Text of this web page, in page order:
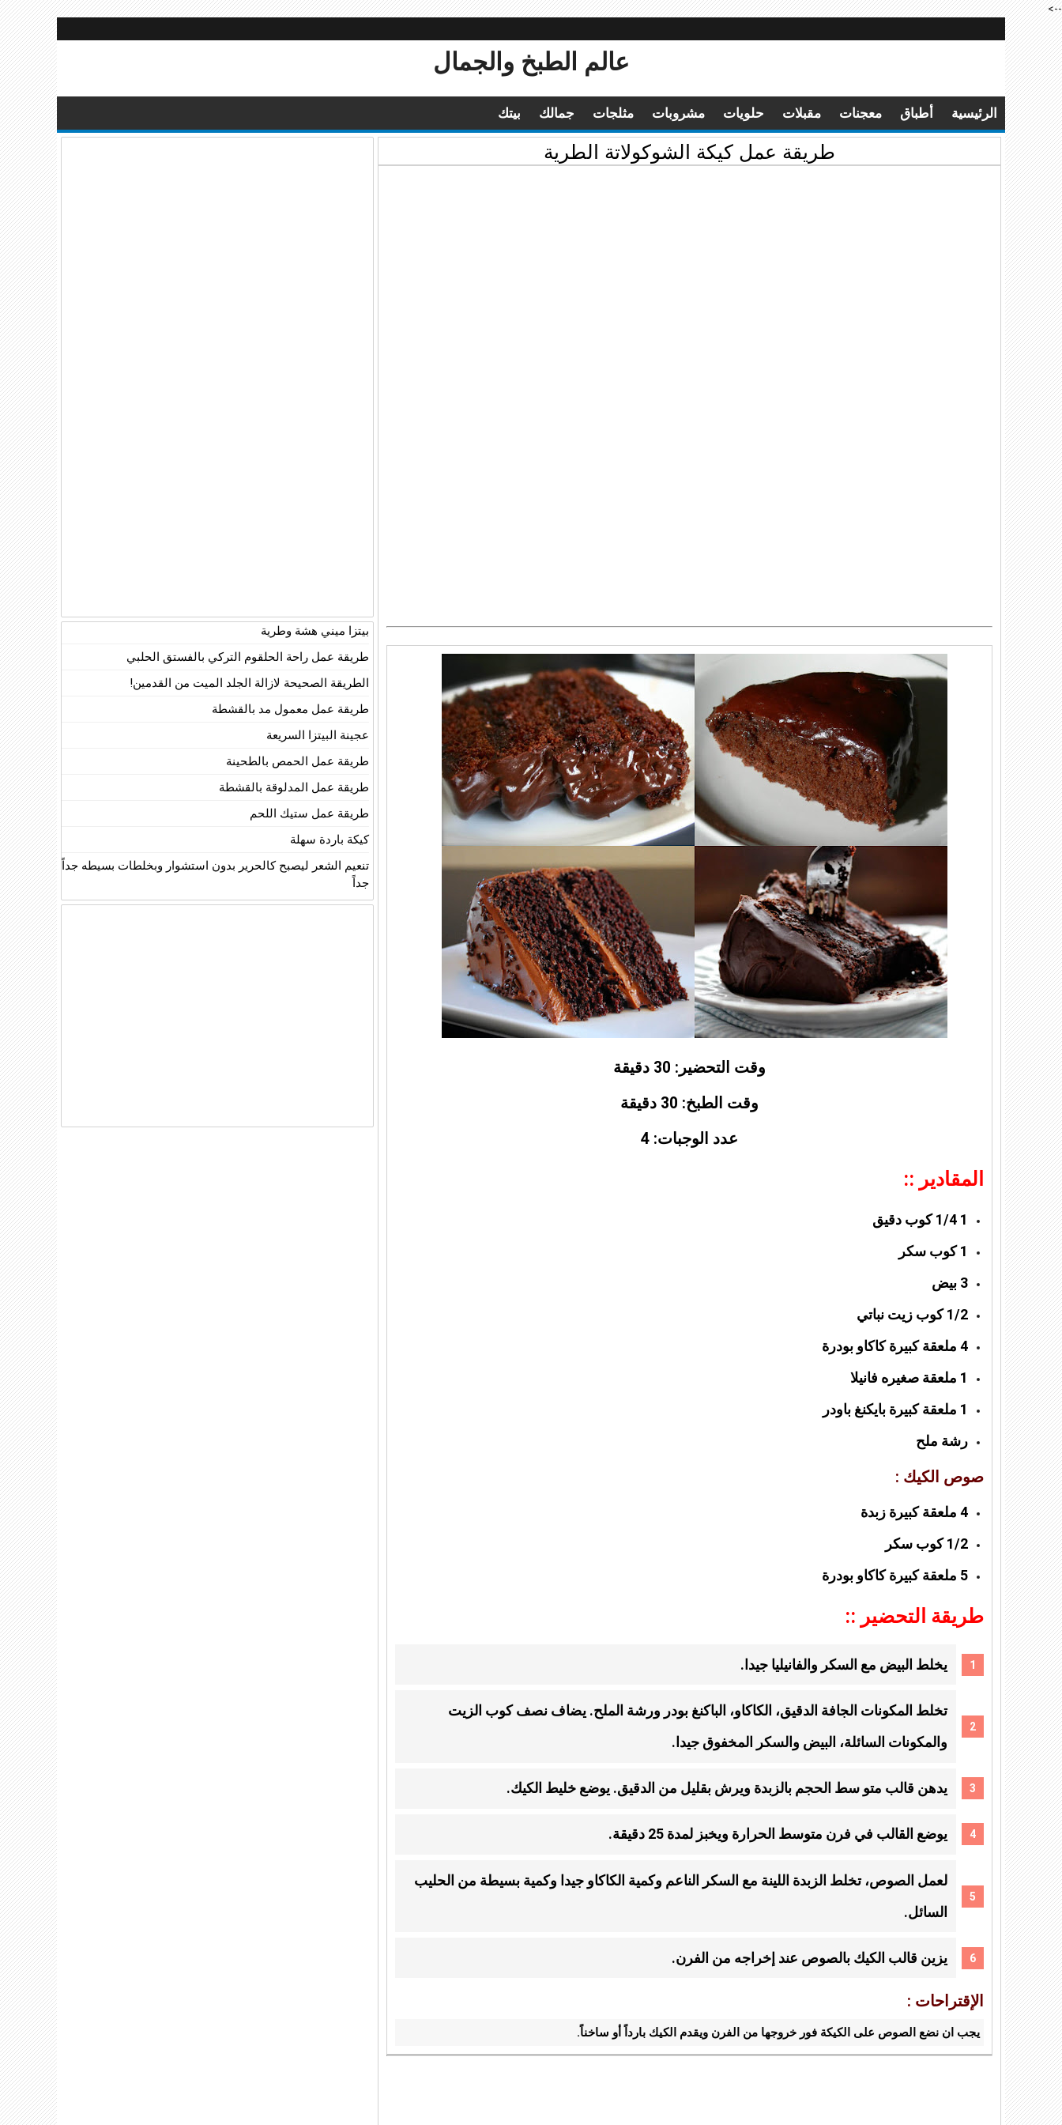
-->
عالم الطبخ والجمال
الرئيسية أطباق معجنات مقبلات حلويات مشروبات مثلجات جمالك بيتك
طريقة عمل كيكة الشوكولاتة الطرية
وقت التحضير: 30 دقيقة
وقت الطبخ: 30 دقيقة
عدد الوجبات: 4
المقادير ::
1 1/4 كوب دقيق
1 كوب سكر
3 بيض
1/2 كوب زيت نباتي
4 ملعقة كبيرة كاكاو بودرة
1 ملعقة صغيره فانيلا
1 ملعقة كبيرة بايكنغ باودر
رشة ملح
صوص الكيك :
4 ملعقة كبيرة زبدة
1/2 كوب سكر
5 ملعقة كبيرة كاكاو بودرة
طريقة التحضير ::
يخلط البيض مع السكر والفانيليا جيدا.
تخلط المكونات الجافة الدقيق، الكاكاو، الباكنغ بودر ورشة الملح. يضاف نصف كوب الزيت
والمكونات السائلة، البيض والسكر المخفوق جيدا.
يدهن قالب متو سط الحجم بالزبدة ويرش بقليل من الدقيق. يوضع خليط الكيك.
يوضع القالب في فرن متوسط ​​الحرارة ويخبز لمدة 25 دقيقة.
لعمل الصوص، تخلط الزبدة اللينة مع السكر الناعم وكمية الكاكاو جيدا وكمية بسيطة من الحليب
السائل.
يزين قالب الكيك بالصوص عند إخراجه من الفرن.
الإقتراحات :
يجب ان نضع الصوص على الكيكة فور خروجها من الفرن ويقدم الكيك بارداً أو ساخناً.
بيتزا ميني هشة وطرية
طريقة عمل راحة الحلقوم التركي بالفستق الحلبي
الطريقة الصحيحة لازالة الجلد الميت من القدمين!
طريقة عمل معمول مد بالقشطة
عجينة البيتزا السريعة
طريقة عمل الحمص بالطحينة
طريقة عمل المدلوقة بالقشطة
طريقة عمل ستيك اللحم
كيكة باردة سهلة
تنعيم الشعر ليصبح كالحرير بدون استشوار وبخلطات بسيطه جداً
جداً